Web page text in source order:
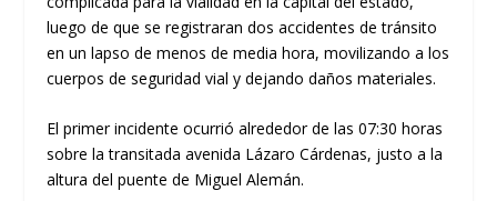
luego de que se registraran dos accidentes de tránsito
en un lapso de menos de media hora, movilizando a los
cuerpos de seguridad vial y dejando daños materiales.
​El primer incidente ocurrió alrededor de las07:30 horas
sobre la transitadaavenida Lázaro Cárdenas, justo a la
altura del puente de Miguel Alemán.